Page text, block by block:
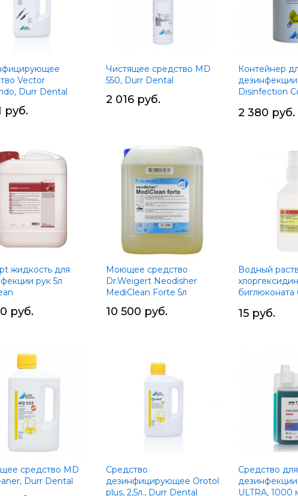
Vector
Durr Dental
руб.
Чистящее средство MD
550, Durr Dental
2 016 руб.
Контейнер
Disinfection
2 380 руб.
жидкость для
рук 5л
руб.
Моющее средство
Dr.Weigert Neodisher
MediClean Forte 5л
10 500 руб.
Водный
биглюконата
15 руб.
средство MD
Durr Dental
Средство
дезинфицирующее Orotol
plus, 2,5л., Durr Dental
Средство для
дезинфекции
ULTRA, 1000